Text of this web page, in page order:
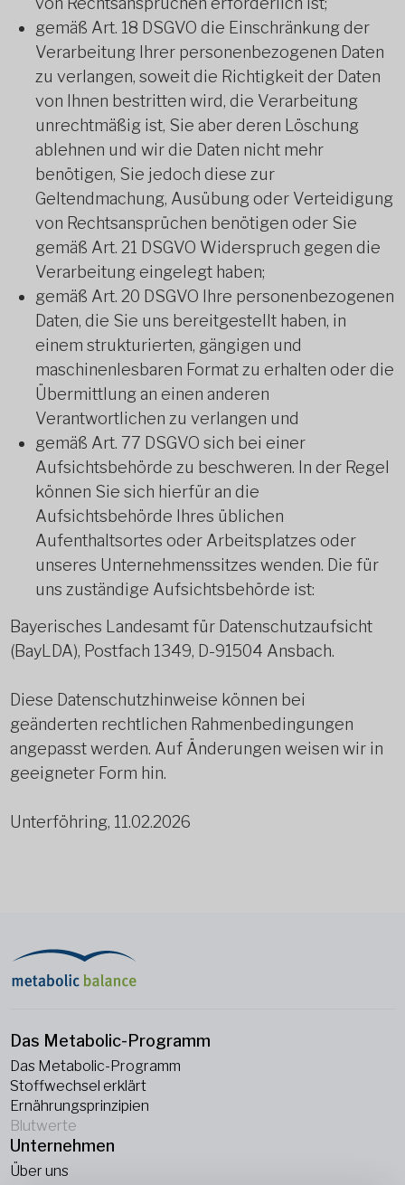
gemäß Art. 18 DSGVO die Einschränkung der
Verarbeitung Ihrer personenbezogenen Daten
zu verlangen, soweit die Richtigkeit der Daten
von Ihnen bestritten wird, die Verarbeitung
unrechtmäßig ist, Sie aber deren Löschung
ablehnen und wir die Daten nicht mehr
benötigen, Sie jedoch diese zur
Geltendmachung, Ausübung oder Verteidigung
von Rechtsansprüchen benötigen oder Sie
gemäß Art. 21 DSGVO Widerspruch gegen die
Verarbeitung eingelegt haben;
gemäß Art. 20 DSGVO Ihre personenbezogenen
Daten, die Sie uns bereitgestellt haben, in
einem strukturierten, gängigen und
maschinenlesbaren Format zu erhalten oder die
Übermittlung an einen anderen
Verantwortlichen zu verlangen und
gemäß Art. 77 DSGVO sich bei einer
Aufsichtsbehörde zu beschweren. In der Regel
können Sie sich hierfür an die
Aufsichtsbehörde Ihres üblichen
Aufenthaltsortes oder Arbeitsplatzes oder
unseres Unternehmenssitzes wenden. Die für
uns zuständige Aufsichtsbehörde ist:
Bayerisches Landesamt für Datenschutzaufsicht
(BayLDA), Postfach 1349, D-91504 Ansbach.
Diese Datenschutzhinweise können bei
geänderten rechtlichen Rahmenbedingungen
angepasst werden. Auf Änderungen weisen wir in
geeigneter Form hin.
Unterföhring, 11.02.2026
Das Metabolic-Programm
Das Metabolic-Programm
Stoffwechsel erklärt
Ernährungsprinzipien
Blutwerte
Unternehmen
Über uns